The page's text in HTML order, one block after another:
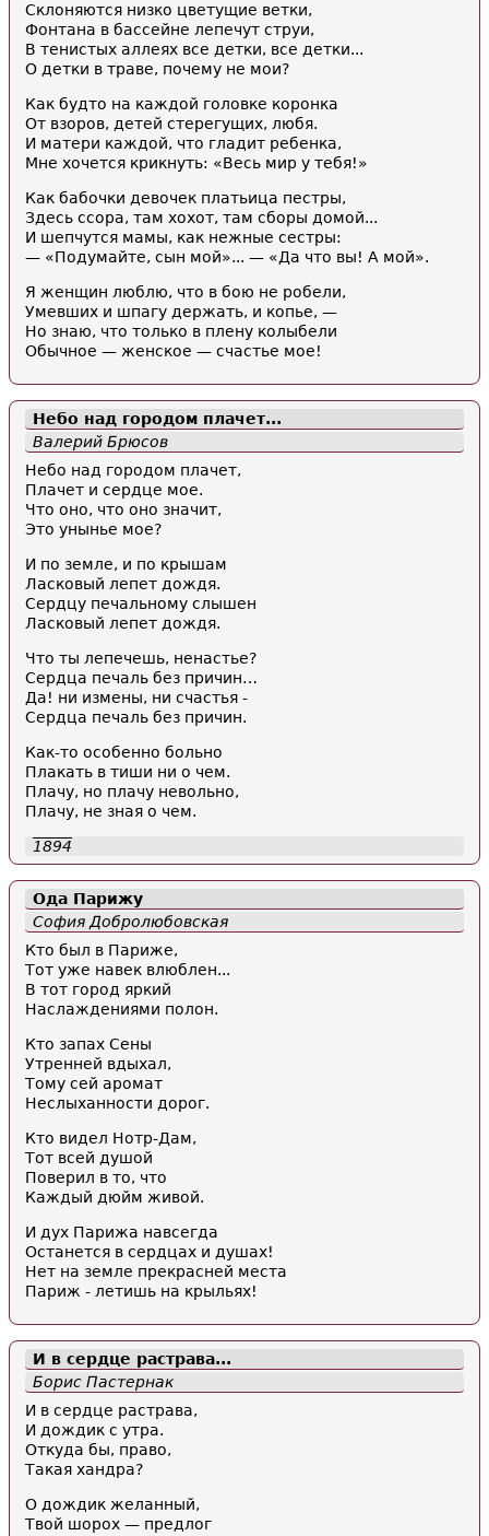
Склоняются низко цветущие ветки,
Фонтана в бассейне лепечут струи,
В тенистых аллеях всe детки, всe детки...
О детки в траве, почему не мои?
Как будто на каждой головке коронка
От взоров, детей стерегущих, любя.
И матери каждой, что гладит ребенка,
Мне хочется крикнуть: «Весь мир у тебя!»
Как бабочки девочек платьица пестры,
Здесь ссора, там хохот, там сборы домой...
И шепчутся мамы, как нежные сестры:
— «Подумайте, сын мой»... — «Да что вы! А мой».
Я женщин люблю, что в бою не робели,
Умевших и шпагу держать, и копье, —
Но знаю, что только в плену колыбели
Обычное — женское — счастье мое!
Небо над городом плачет...
Валерий Брюсов
Небо над городом плачет,
Плачет и сердце мое.
Что оно, что оно значит,
Это унынье мое?
И по земле, и по крышам
Ласковый лепет дождя.
Сердцу печальному слышен
Ласковый лепет дождя.
Что ты лепечешь, ненастье?
Сердца печаль без причин…
Да! ни измены, ни счастья -
Сердца печаль без причин.
Как-то особенно больно
Плакать в тиши ни о чем.
Плачу, но плачу невольно,
Плачу, не зная о чем.
1894
Ода Парижу
София Добролюбовская
Кто был в Париже,
Тот уже навек влюблен...
В тот город яркий
Наслаждениями полон.
Кто запах Сены
Утренней вдыхал,
Тому сей аромат
Неслыханности дорог.
Кто видел Нотр-Дам,
Тот всей душой
Поверил в то, что
Каждый дюйм живой.
И дух Парижа навсегда
Останется в сердцах и душах!
Нет на земле прекрасней места
Париж - летишь на крыльях!
И в сердце растрава...
Борис Пастернак
И в сердце растрава,
И дождик с утра.
Откуда бы, право,
Такая хандра?
О дождик желанный,
Твой шорох — предлог